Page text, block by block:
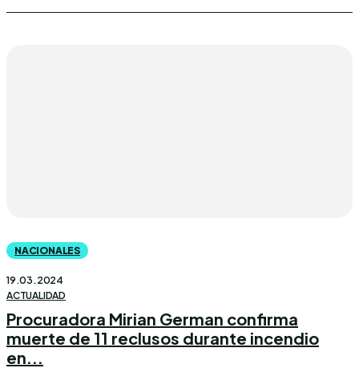
NACIONALES
19.03.2024
ACTUALIDAD
Procuradora Mirian German confirma
muerte de 11 reclusos durante incendio
en...